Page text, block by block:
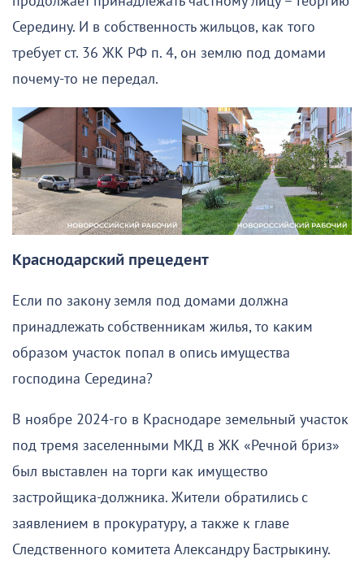
Середину. И в собственность жильцов, как того
требует ст. 36 ЖК РФ п. 4, он землю под домами
почему-то не передал.
Краснодарский прецедент
Если по закону земля под домами должна
принадлежать собственникам жилья, то каким
образом участок попал в опись имущества
господина Середина?
В ноябре 2024-го в Краснодаре земельный участок
под тремя заселенными МКД в ЖК «Речной бриз»
был выставлен на торги как имущество
застройщика-должника. Жители обратились с
заявлением в прокуратуру, а также к главе
Следственного комитета Александру Бастрыкину.